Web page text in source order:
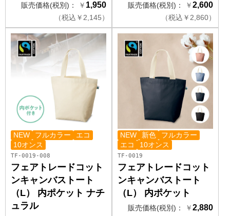
販売価格(税別)： ￥ 1,950
（税込 ￥2,145）
販売価格(税別)： ￥2,600
（税込 ￥2,860）
NEW フルカラー
エコ
10オンス
TF-0019-008
フェアトレードコット
ンキャンバストート
（L） 内ポケット ナチ
ュラル
NEW 新色
フルカラー
エコ
10オンス
TF-0019
フェアトレードコット
ンキャンバストート
（L） 内ポケット
販売価格(税別)： ￥2,880